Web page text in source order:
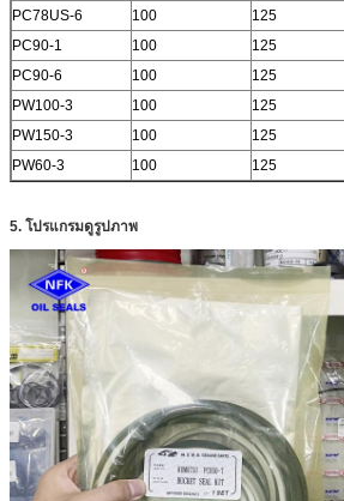
PC78US-6
100 125
PC90-1
100 125
PC90-6
100 125
PW100-3
100 125
PW150-3
100 125
PW60-3
100 125
5. โปรแกรมดูรูปภาพ